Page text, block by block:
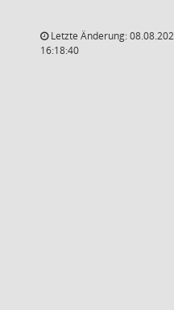
Letzte Änderung:
16:18:40